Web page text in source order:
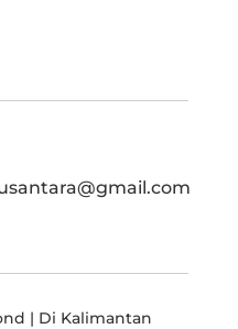
| Di Kalimantan